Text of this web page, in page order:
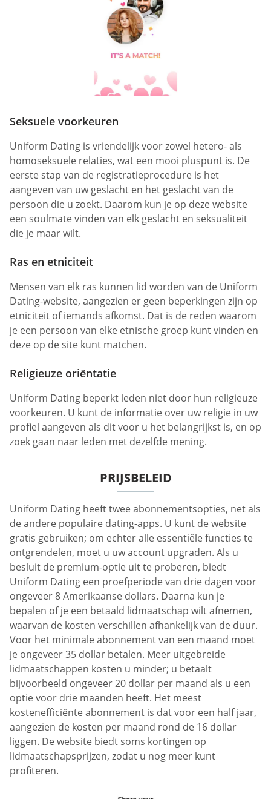
Seksuele voorkeuren
Uniform Dating is vriendelijk voor zowel hetero- als
homoseksuele relaties, wat een mooi pluspunt is. De
eerste stap van de registratieprocedure is het
aangeven van uw geslacht en het geslacht van de
persoon die u zoekt. Daarom kun je op deze website
een soulmate vinden van elk geslacht en seksualiteit
die je maar wilt.
Ras en etniciteit
Mensen van elk ras kunnen lid worden van de Uniform
Dating-website, aangezien er geen beperkingen zijn op
etniciteit of iemands afkomst. Dat is de reden waarom
je een persoon van elke etnische groep kunt vinden en
deze op de site kunt matchen.
Religieuze oriëntatie
Uniform Dating beperkt leden niet door hun religieuze
voorkeuren. U kunt de informatie over uw religie in uw
profiel aangeven als dit voor u het belangrijkst is, en op
zoek gaan naar leden met dezelfde mening.
PRIJSBELEID
Uniform Dating heeft twee abonnementsopties, net als
de andere populaire dating-apps. U kunt de website
gratis gebruiken; om echter alle essentiële functies te
ontgrendelen, moet u uw account upgraden. Als u
besluit de premium-optie uit te proberen, biedt
Uniform Dating een proefperiode van drie dagen voor
ongeveer 8 Amerikaanse dollars. Daarna kun je
bepalen of je een betaald lidmaatschap wilt afnemen,
waarvan de kosten verschillen afhankelijk van de duur.
Voor het minimale abonnement van een maand moet
je ongeveer 35 dollar betalen. Meer uitgebreide
lidmaatschappen kosten u minder; u betaalt
bijvoorbeeld ongeveer 20 dollar per maand als u een
optie voor drie maanden heeft. Het meest
kostenefficiënte abonnement is dat voor een half jaar,
aangezien de kosten per maand rond de 16 dollar
liggen. De website biedt soms kortingen op
lidmaatschapsprijzen, zodat u nog meer kunt
profiteren.